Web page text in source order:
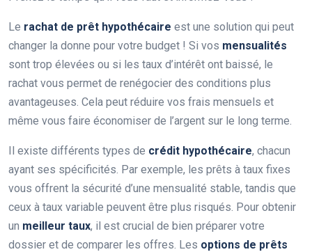
Le rachat de prêt hypothécaire est une solution qui peut
changer la donne pour votre budget ! Si vos mensualités
sont trop élevées ou si les taux d’intérêt ont baissé, le
rachat vous permet de renégocier des conditions plus
avantageuses. Cela peut réduire vos frais mensuels et
même vous faire économiser de l’argent sur le long terme.
Il existe différents types de crédit hypothécaire, chacun
ayant ses spécificités. Par exemple, les prêts à taux fixes
vous offrent la sécurité d’une mensualité stable, tandis que
ceux à taux variable peuvent être plus risqués. Pour obtenir
un meilleur taux, il est crucial de bien préparer votre
dossier et de comparer les offres. Les options de prêts